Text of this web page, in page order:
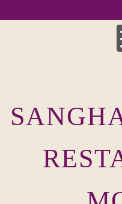
to
UNSERE SPEISEKARTEN
INDISCHE KÜCHE